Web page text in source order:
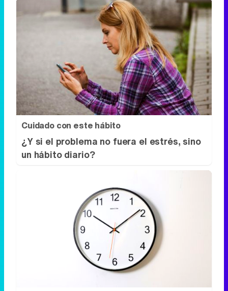
Cuidado con este hábito
¿Y si el problema no fuera el estrés, sino
un hábito diario?